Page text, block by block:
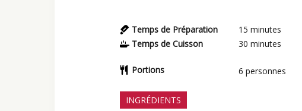
Temps de Préparation 15 minutes
Temps de Cuisson
30 minutes
Portions 6 personnes
INGRÉDIENTS